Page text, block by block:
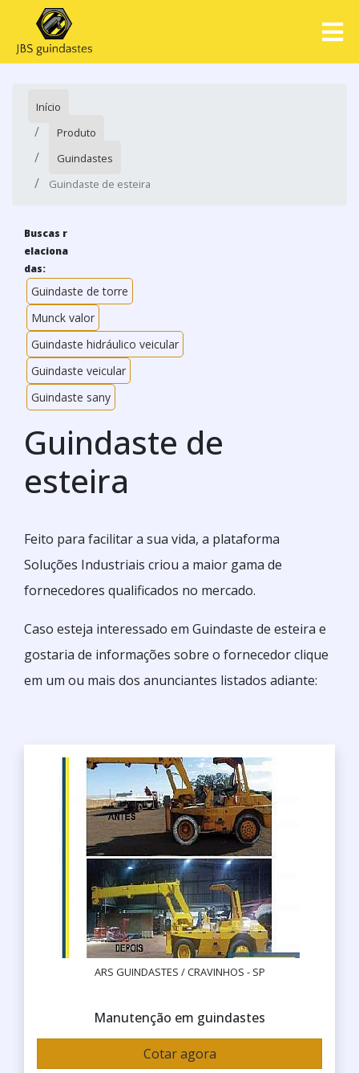
Início
Produto
Guindastes
Guindaste de esteira
Buscas r
elaciona
das:
Guindaste de torre
Munck valor
Guindaste hidráulico veicular
Guindaste veicular
Guindaste sany
Guindaste de
esteira
Feito para facilitar a sua vida, a plataforma
Soluções Industriais criou a maior gama de
fornecedores qualificados no mercado.
Caso esteja interessado em Guindaste de esteira e
gostaria de informações sobre o fornecedor clique
em um ou mais dos anunciantes listados adiante:
ARS GUINDASTES / CRAVINHOS - SP
Manutenção em guindastes
Cotar agora